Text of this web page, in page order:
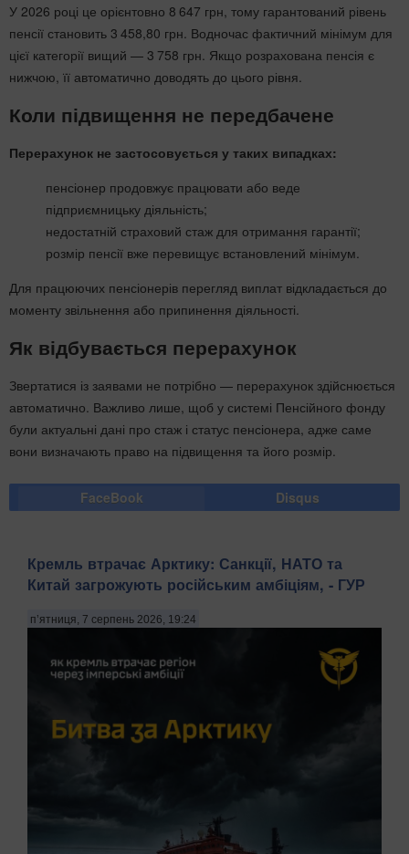
У 2026 році це орієнтовно 8 647 грн, тому гарантований рівень
пенсії становить 3 458,80 грн. Водночас фактичний мінімум для
цієї категорії вищий — 3 758 грн. Якщо розрахована пенсія є
нижчою, її автоматично доводять до цього рівня.
Коли підвищення не передбачене
Перерахунок не застосовується у таких випадках:
пенсіонер продовжує працювати або веде
підприємницьку діяльність;
недостатній страховий стаж для отримання гарантії;
розмір пенсії вже перевищує встановлений мінімум.
Для працюючих пенсіонерів перегляд виплат відкладається до
моменту звільнення або припинення діяльності.
Як відбувається перерахунок
Звертатися із заявами не потрібно — перерахунок здійснюється
автоматично. Важливо лише, щоб у системі Пенсійного фонду
були актуальні дані про стаж і статус пенсіонера, адже саме
вони визначають право на підвищення та його розмір.
FaceBook Disqus
Кремль втрачає Арктику: Санкції, НАТО та
Китай загрожують російським амбіціям, - ГУР
п’ятниця, 7 серпень 2026, 19:24